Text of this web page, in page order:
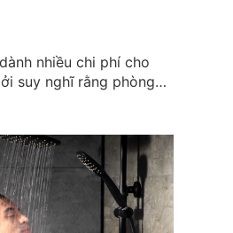
nhiều chi phí cho
suy nghĩ rằng phòng
tốt...